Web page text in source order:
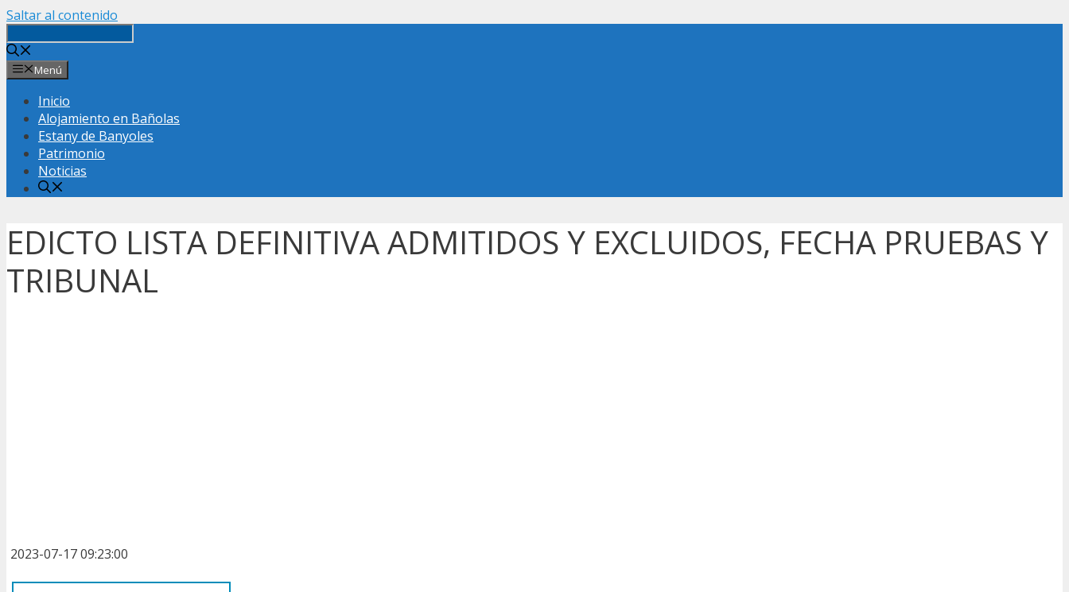
Saltar al contenido
Menú
Inicio
Alojamiento en Bañolas
Estany de Banyoles
Patrimonio
Noticias
EDICTO LISTA DEFINITIVA ADMITIDOS Y EXCLUIDOS, FECHA PRUEBAS Y
TRIBUNAL
2023-07-17 09:23:00